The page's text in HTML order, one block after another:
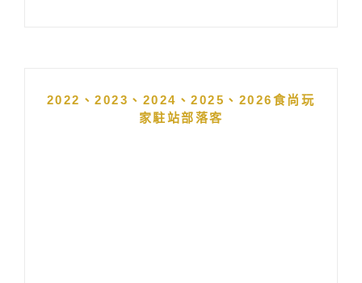
2022、2023、2024、2025、2026食尚玩
家駐站部落客